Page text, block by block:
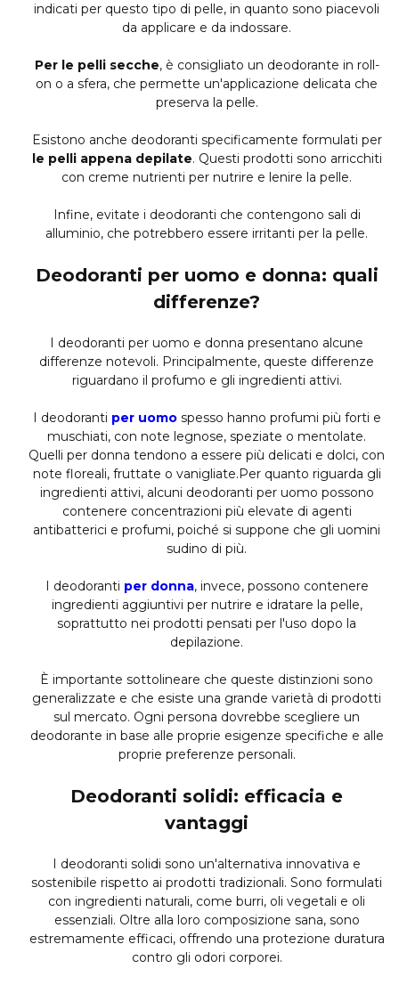
indicati per questo tipo di pelle, in quanto sono piacevoli
da applicare e da indossare.
Per le pelli secche, è consigliato un deodorante in roll-
on o a sfera, che permette un'applicazione delicata che
preserva la pelle.
Esistono anche deodoranti specificamente formulati per
le pelli appena depilate. Questi prodotti sono arricchiti
con creme nutrienti per nutrire e lenire la pelle.
Infine, evitate i deodoranti che contengono sali di
alluminio, che potrebbero essere irritanti per la pelle.
Deodoranti per uomo e donna: quali
differenze?
I deodoranti per uomo e donna presentano alcune
differenze notevoli. Principalmente, queste differenze
riguardano il profumo e gli ingredienti attivi.
I deodoranti per uomospesso hanno profumi più forti e
muschiati, con note legnose, speziate o mentolate.
Quelli per donna tendono a essere più delicati e dolci, con
note floreali, fruttate o vanigliate.Per quanto riguarda gli
ingredienti attivi, alcuni deodoranti per uomo possono
contenere concentrazioni più elevate di agenti
antibatterici e profumi, poiché si suppone che gli uomini
sudino di più.
I deodoranti per donna, invece, possono contenere
ingredienti aggiuntivi per nutrire e idratare la pelle,
soprattutto nei prodotti pensati per l'uso dopo la
depilazione.
È importante sottolineare che queste distinzioni sono
generalizzate e che esiste una grande varietà di prodotti
sul mercato. Ogni persona dovrebbe scegliere un
deodorante in base alle proprie esigenze specifiche e alle
proprie preferenze personali.
Deodoranti solidi: efficacia e
vantaggi
I deodoranti solidi sono un'alternativa innovativa e
sostenibile rispetto ai prodotti tradizionali. Sono formulati
con ingredienti naturali, come burri, oli vegetali e oli
essenziali. Oltre alla loro composizione sana, sono
estremamente efficaci, offrendo una protezione duratura
contro gli odori corporei.